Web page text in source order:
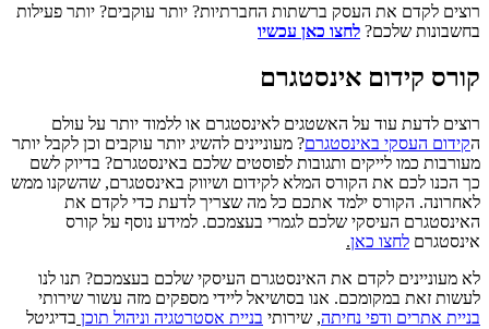
רוצים לקדם את העסק ברשתות החברתיות? יותר עוקבים? יותר פעילות
בחשבונות שלכם? לחצו כאן עכשיו
קורס קידום אינסטגרם
רוצים לדעת עוד על האשטגים לאינסטגרם או ללמוד יותר על עולם
הקידום העסקי באינסטגרם? מעוניינים להשיג יותר עוקבים וכן לקבל יותר
מעורבות כמו לייקים ותגובות לפוסטים שלכם באינסטגרם? בדיוק לשם
כך הכנו לכם את הקורס המלא לקידום ושיווק באינסטגרם, שהשקנו ממש
לאחרונה. הקורס ילמד אתכם כל מה שצריך לדעת כדי לקדם את
האינסטגרם העיסקי שלכם לגמרי בעצמכם. למידע נוסף על קורס
אינסטגרם לחצו כאן.
לא מעוניינים לקדם את האינסטגרם העיסקי שלכם בעצמכם? תנו לנו
לעשות זאת במקומכם. אנו בסושיאל ליידי מספקים מזה עשור שירותי
בניית אתרים ודפי נחיתה, שירותי בניית אסטרטגיה וניהול תוכן בדיגיטל